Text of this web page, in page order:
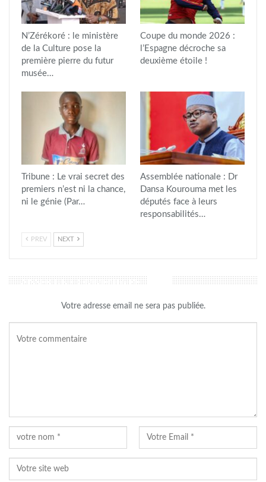
N’Zérékoré : le ministère
de la Culture pose la
première pierre du futur
musée…
Coupe du monde 2026 :
l’Espagne décroche sa
deuxième étoile !
Tribune : Le vrai secret des
premiers n’est ni la chance,
ni le génie (Par…
Assemblée nationale : Dr
Dansa Kourouma met les
députés face à leurs
responsabilités…
PREV NEXT
LAISSER UN COMMENTAIRE
Votre adresse email ne sera pas publiée.